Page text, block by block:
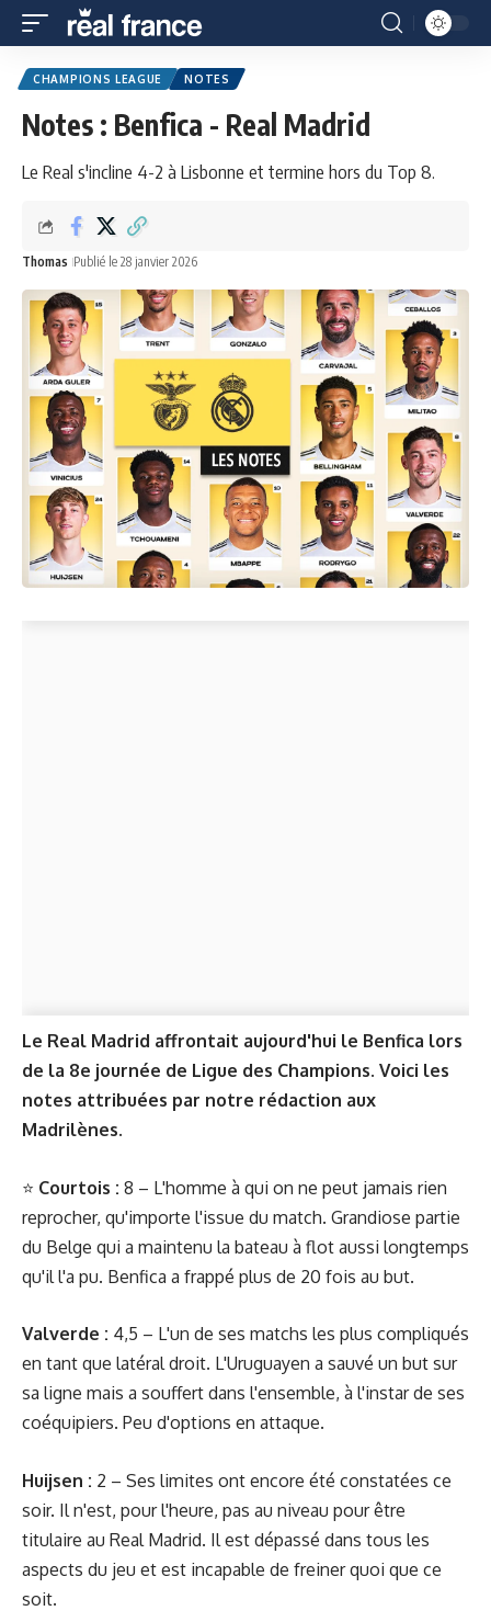
CHAMPIONS LEAGUE NOTES
Notes : Benfica - Real Madrid
Le Real s'incline 4-2 à Lisbonne et termine hors du Top 8.
Thomas Publié le 28 janvier 2026
Le Real Madrid affrontait aujourd'hui le Benfica lors
de la 8e journée de Ligue des Champions. Voici les
notes attribuées par notre rédaction aux
Madrilènes.
⭐️ Courtois : 8 – L'homme à qui on ne peut jamais rien
reprocher, qu'importe l'issue du match. Grandiose partie
du Belge qui a maintenu la bateau à flot aussi longtemps
qu'il l'a pu. Benfica a frappé plus de 20 fois au but.
Valverde : 4,5 – L'un de ses matchs les plus compliqués
en tant que latéral droit. L'Uruguayen a sauvé un but sur
sa ligne mais a souffert dans l'ensemble, à l'instar de ses
coéquipiers. Peu d'options en attaque.
Huijsen : 2 – Ses limites ont encore été constatées ce
soir. Il n'est, pour l'heure, pas au niveau pour être
titulaire au Real Madrid. Il est dépassé dans tous les
aspects du jeu et est incapable de freiner quoi que ce
soit.